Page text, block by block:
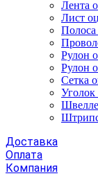
Лента
Лист
Полоса
Рулон
Рулон
Сетка
Доставка
Оплата
Компания